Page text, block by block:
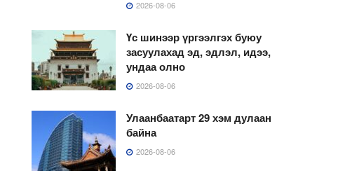
2026-08-06
Үс шинээр үргээлгэх буюу
засуулахад эд, эдлэл, идээ,
ундаа олно
2026-08-06
Улаанбаатарт 29 хэм дулаан
байна
2026-08-06